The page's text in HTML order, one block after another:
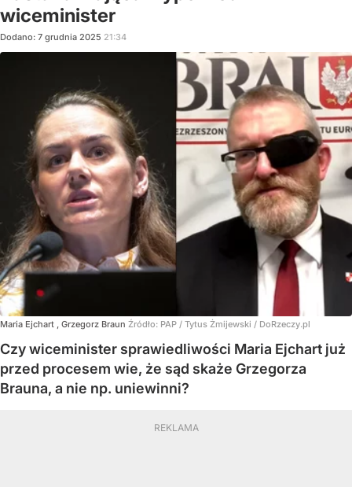
wiceminister
Dodano: 7 grudnia 2025 21:34
Maria Ejchart , Grzegorz Braun Źródło: PAP / Tytus Żmijewski / DoRzeczy.pl
Czy wiceminister sprawiedliwości Maria Ejchart już
przed procesem wie, że sąd skaże Grzegorza
Brauna, a nie np. uniewinni?